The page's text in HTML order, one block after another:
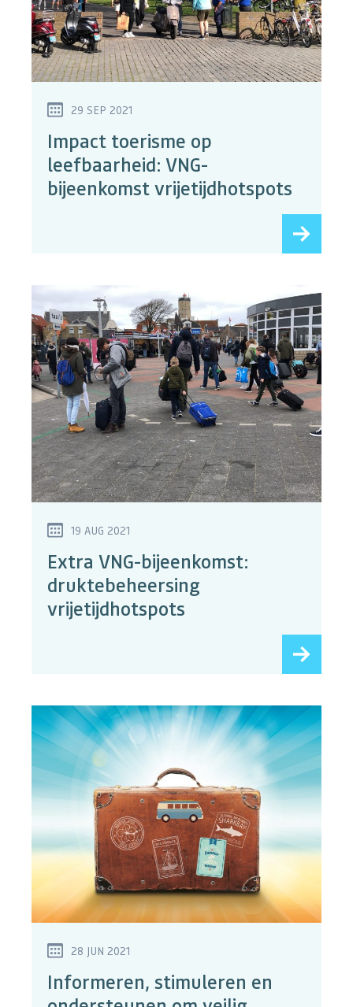
29 SEP 2021
Impact toerisme op
leefbaarheid: VNG-
bijeenkomst vrijetijdhotspots
19 AUG 2021
Extra VNG-bijeenkomst:
druktebeheersing
vrijetijdhotspots
28 JUN 2021
Informeren, stimuleren en